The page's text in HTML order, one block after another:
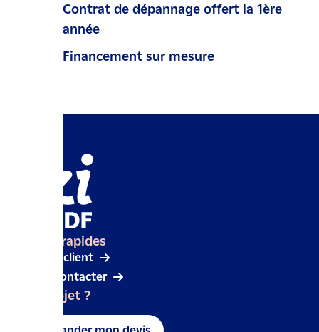
Contrat de dépannage offert la 1ère
année
Financement sur mesure
Accès rapides
Espace client
Nous contacter
Un projet ?